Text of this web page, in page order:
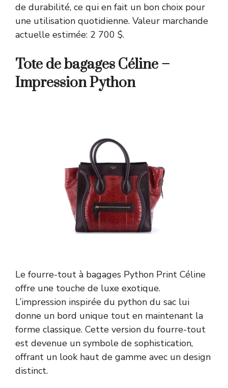
de durabilité, ce qui en fait un bon choix pour
une utilisation quotidienne. Valeur marchande
actuelle estimée: 2 700 $.
Tote de bagages Céline –
Impression Python
Le fourre-tout à bagages Python Print Céline
offre une touche de luxe exotique.
L’impression inspirée du python du sac lui
donne un bord unique tout en maintenant la
forme classique. Cette version du fourre-tout
est devenue un symbole de sophistication,
offrant un look haut de gamme avec un design
distinct.